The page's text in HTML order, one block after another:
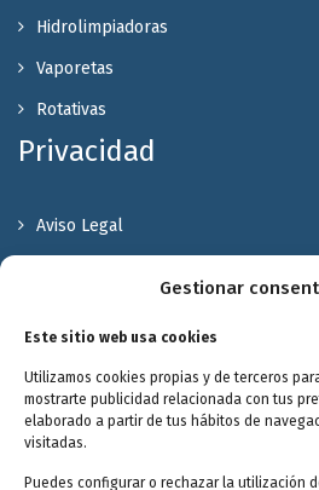
Gestionar
Este sitio web usa cookies
Utilizamos cookies propias y de terceros
mostrarte publicidad relacionada con tus
elaborado a partir de tus hábitos de
visitadas.
Puedes configurar o rechazar la utilización
Hidrolimpiadoras
Vaporetas
Rotativas
Privacidad
Aviso Legal
Valóranos